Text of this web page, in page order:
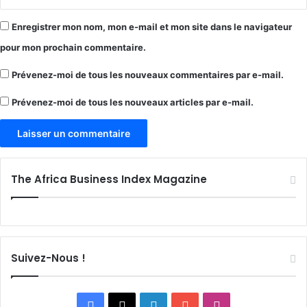
Enregistrer mon nom, mon e-mail et mon site dans le navigateur
pour mon prochain commentaire.
Prévenez-moi de tous les nouveaux commentaires par e-mail.
Prévenez-moi de tous les nouveaux articles par e-mail.
The Africa Business Index Magazine
Suivez-Nous !